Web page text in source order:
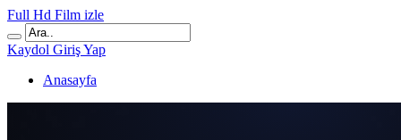
Full Hd Film izle
Kaydol Giriş Yap
Anasayfa